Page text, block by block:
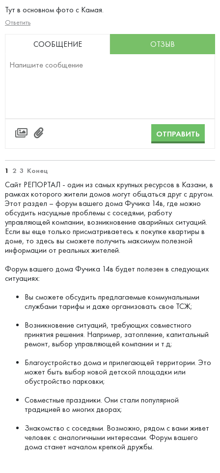
Тут в основном фото с Камая.
Ответить
СООБЩЕНИЕ ОТЗЫВ
ОТПРАВИТЬ
1 2 3 Конец
Сайт РЕПОРТАЛ - один из самых крупных ресурсов в Казани, в
рамках которого жители домов могут общаться друг с другом.
Этот раздел – форум вашего дома Фучика 14в, где можно
обсудить насущные проблемы с соседями, работу
управляющей компании, возникновение аварийных ситуаций.
Если вы еще только присматриваетесь к покупке квартиры в
доме, то здесь вы сможете получить максимум полезной
информации от реальных жителей.
Форум вашего дома Фучика 14в будет полезен в следующих
ситуациях:
Вы сможете обсудить предлагаемые коммунальными
службами тарифы и даже организовать свое ТСЖ;
Возникновение ситуаций, требующих совместного
принятия решения. Например, затопление, капитальный
ремонт, выбор управляющей компании и т.д;
Благоустройство дома и прилегающей территории. Это
может быть выбор новой детской площадки или
обустройство парковки;
Совместные праздники. Они стали популярной
традицией во многих дворах;
Знакомство с соседями. Возможно, рядом с вами живет
человек с аналогичными интересами. Форум вашего
дома станет началом крепкой дружбы.